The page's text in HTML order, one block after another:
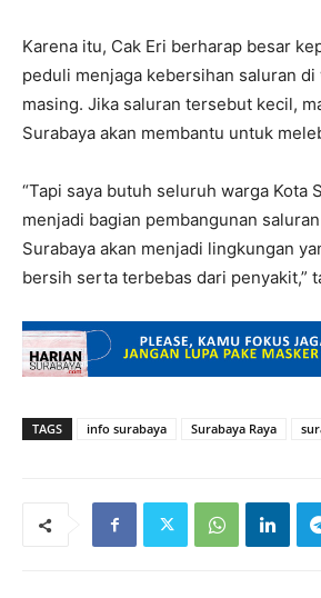
Karena itu, Cak Eri berharap besar
peduli menjaga kebersihan saluran
masing. Jika saluran tersebut kecil,
Surabaya akan membantu untuk
“Tapi saya butuh seluruh warga Kota
menjadi bagian pembangunan
Surabaya akan menjadi lingkungan
bersih serta terbebas dari penyakit,”
TAGS info surabaya Surabaya Raya